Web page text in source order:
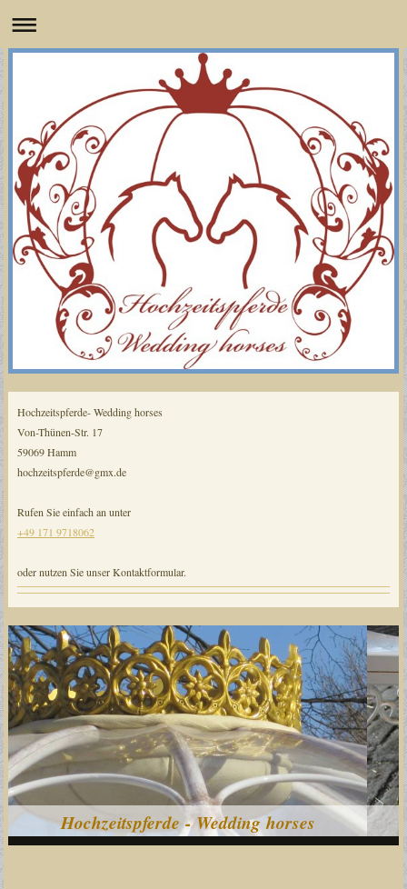
Hochzeitspferde- Wedding horses
Von-Thünen-Str. 17
59069 Hamm
hochzeitspferde@gmx.de
Rufen Sie einfach an unter
+49 171 9718062
oder nutzen Sie unser Kontaktformular.
Hochzeitspferde - Wedding horses